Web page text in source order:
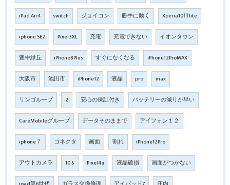
iPad Air4 switch ジョイコン 勝手に動く Xperia10Ⅲlite
iphone SE2 Pixel3XL 充電 充電できない イオンタウン
豊中緑丘 iPhone8Plus すぐになくなる iPhone12ProMAX
大阪市 池田市 iPhone12 液晶 pro max
リンゴループ 2 安心の保証付き バッテリーの減りが早い
CareMobileグループ データそのままで アイフォン１２
iphone７ コネクタ 画面 割れ iPhone12Pro
アウトカメラ 10.5 Pixel4a 液晶破損 画面がつかない